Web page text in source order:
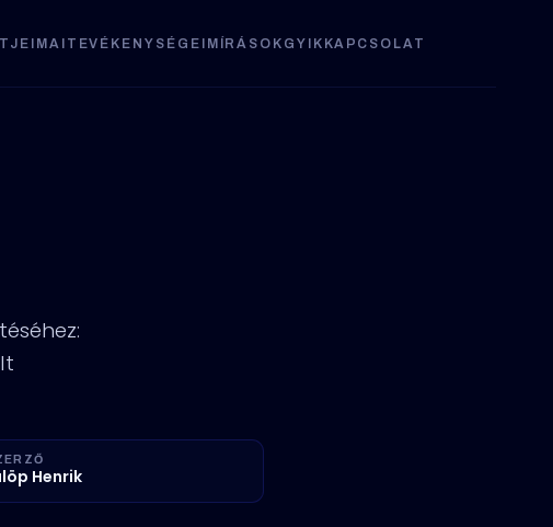
AI TEVÉKENYSÉGEIM ÍRÁSOK GYIK KAPCSOLAT
Henrik